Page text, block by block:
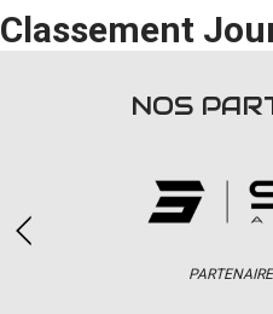
PHOTOS / WEB TV
Classement
NOS